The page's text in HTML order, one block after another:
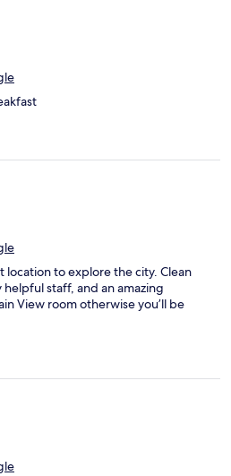
location to explore the city. Clean
staff, and an amazing
View room otherwise you’ll be